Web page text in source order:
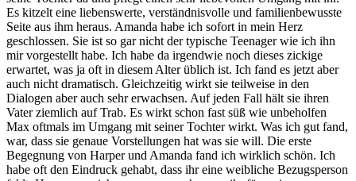
Es kitzelt eine liebenswerte, verständnisvolle und familienbewusste
Seite aus ihm heraus. Amanda habe ich sofort in mein Herz
geschlossen. Sie ist so gar nicht der typische Teenager wie ich ihn
mir vorgestellt habe. Ich habe da irgendwie noch dieses zickige
erwartet, was ja oft in diesem Alter üblich ist. Ich fand es jetzt aber
auch nicht dramatisch. Gleichzeitig wirkt sie teilweise in den
Dialogen aber auch sehr erwachsen. Auf jeden Fall hält sie ihren
Vater ziemlich auf Trab. Es wirkt schon fast süß wie unbeholfen
Max oftmals im Umgang mit seiner Tochter wirkt. Was ich gut fand,
war, dass sie genaue Vorstellungen hat was sie will. Die erste
Begegnung von Harper und Amanda fand ich wirklich schön. Ich
habe oft den Eindruck gehabt, dass ihr eine weibliche Bezugsperson